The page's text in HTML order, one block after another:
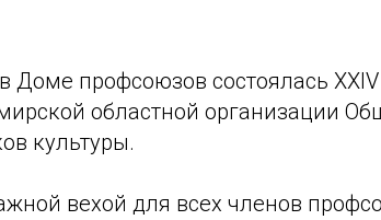
Доме профсоюзов состоялась
областной организации
культуры.
вехой для всех членов